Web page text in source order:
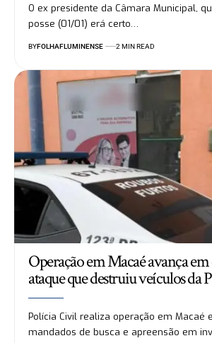
O ex presidente da Câmara Municipal,
posse (01/01) erá certo…
BYFOLHAFLUMINENSE 2 MIN READ
Operação em Macaé avança em
ataque que destruiu veículos
Polícia Civil realiza operação em Macaé
mandados de busca e apreensão em